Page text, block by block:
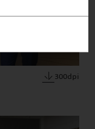
300dpi